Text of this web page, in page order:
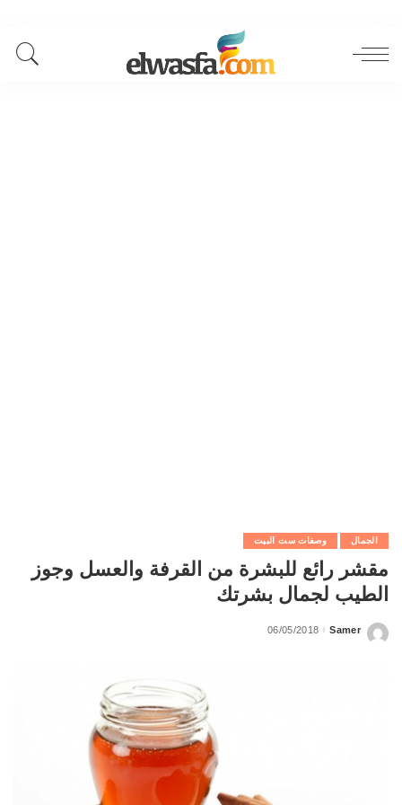
الجمال وصفات ست البيت
مقشر رائع للبشرة من القرفة والعسل وجوز
الطيب لجمال بشرتك
Posted
Samer
06/05/2018